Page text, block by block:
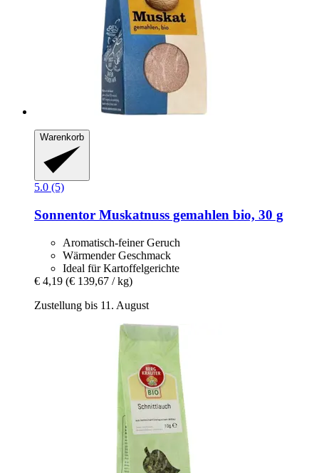
Warenkorb
5.0 (5)
Sonnentor Muskatnuss gemahlen bio, 30 g
Aromatisch-feiner Geruch
Wärmender Geschmack
Ideal für Kartoffelgerichte
€ 4,19 (€ 139,67 / kg)
Zustellung bis 11. August